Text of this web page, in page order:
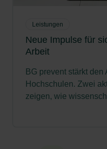
Leistungen
Neue Impulse für
Arbeit
BG prevent stärkt den
Hochschulen. Zwei
zeigen, wie